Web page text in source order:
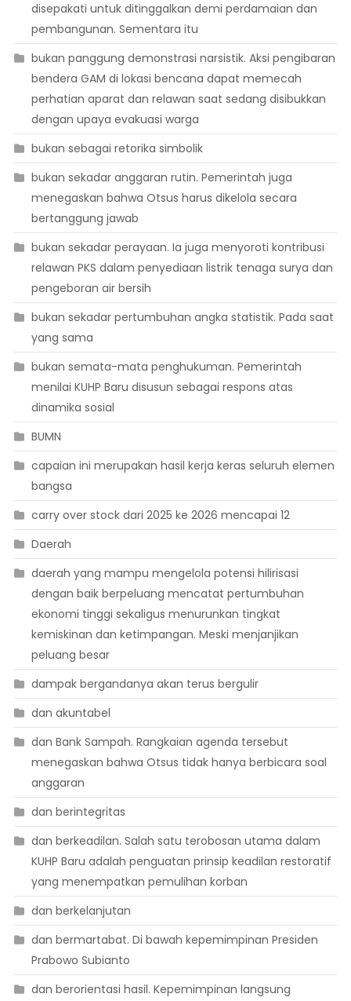
disepakati untuk ditinggalkan demi perdamaian dan
pembangunan. Sementara itu
bukan panggung demonstrasi narsistik. Aksi pengibaran
bendera GAM di lokasi bencana dapat memecah
perhatian aparat dan relawan saat sedang disibukkan
dengan upaya evakuasi warga
bukan sebagai retorika simbolik
bukan sekadar anggaran rutin. Pemerintah juga
menegaskan bahwa Otsus harus dikelola secara
bertanggung jawab
bukan sekadar perayaan. Ia juga menyoroti kontribusi
relawan PKS dalam penyediaan listrik tenaga surya dan
pengeboran air bersih
bukan sekadar pertumbuhan angka statistik. Pada saat
yang sama
bukan semata-mata penghukuman. Pemerintah
menilai KUHP Baru disusun sebagai respons atas
dinamika sosial
BUMN
capaian ini merupakan hasil kerja keras seluruh elemen
bangsa
carry over stock dari 2025 ke 2026 mencapai 12
Daerah
daerah yang mampu mengelola potensi hilirisasi
dengan baik berpeluang mencatat pertumbuhan
ekonomi tinggi sekaligus menurunkan tingkat
kemiskinan dan ketimpangan. Meski menjanjikan
peluang besar
dampak bergandanya akan terus bergulir
dan akuntabel
dan Bank Sampah. Rangkaian agenda tersebut
menegaskan bahwa Otsus tidak hanya berbicara soal
anggaran
dan berintegritas
dan berkeadilan. Salah satu terobosan utama dalam
KUHP Baru adalah penguatan prinsip keadilan restoratif
yang menempatkan pemulihan korban
dan berkelanjutan
dan bermartabat. Di bawah kepemimpinan Presiden
Prabowo Subianto
dan berorientasi hasil. Kepemimpinan langsung